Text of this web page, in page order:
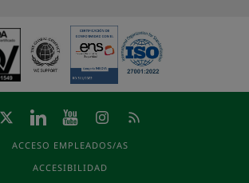
ACCESO EMPLEADOS/AS
ACCESIBILIDAD